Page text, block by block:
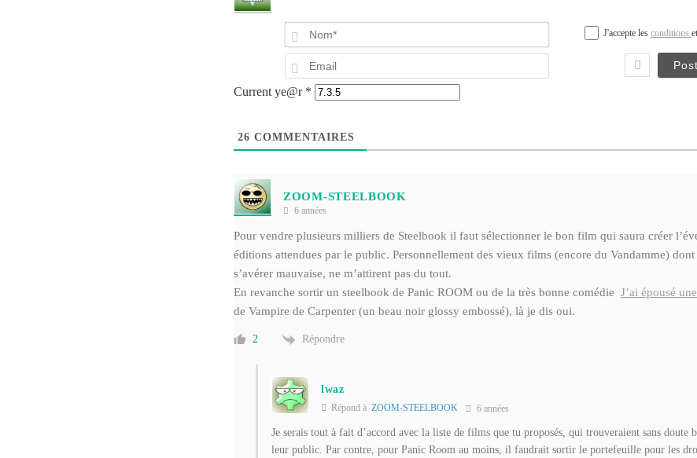
Nom*
Email
J'accepte les conditions
Current ye@r *
26 COMMENTAIRES
ZOOM-STEELBOOK
6 années
Pour vendre plusieurs milliers de Steelbook il faut sélectionner le bon film qui saura créer
éditions attendues par le public. Personnellement des vieux films (encore du Vandamme)
s’avérer mauvaise, ne m’attirent pas du tout.
En revanche sortir un steelbook de Panic ROOM ou de la très bonne comédie J’ai épousé
de Vampire de Carpenter (un beau noir glossy embossé), là je dis oui.
2 Répondre
lwaz
Répond à ZOOM-STEELBOOK 6 années
Je serais tout à fait d’accord avec la liste de films que tu proposés, qui trouveraient sans doute
leur public. Par contre, pour Panic Room au moins, il faudrait sortir le portefeuille pour les